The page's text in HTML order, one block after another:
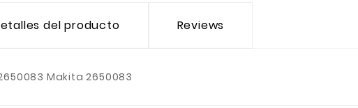
del producto Reviews
Makita 2650083